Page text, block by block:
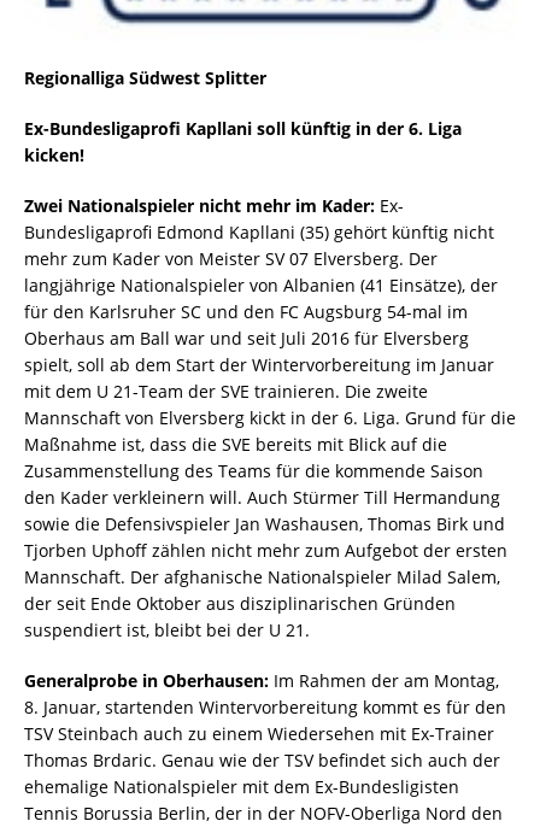
Regionalliga Südwest Splitter
Ex-Bundesligaprofi Kapllani soll künftig in der 6. Liga
kicken!
Zwei Nationalspieler nicht mehr im Kader: Ex-
Bundesligaprofi Edmond Kapllani (35) gehört künftig nicht
mehr zum Kader von Meister SV 07 Elversberg. Der
langjährige Nationalspieler von Albanien (41 Einsätze), der
für den Karlsruher SC und den FC Augsburg 54-mal im
Oberhaus am Ball war und seit Juli 2016 für Elversberg
spielt, soll ab dem Start der Wintervorbereitung im Januar
mit dem U 21-Team der SVE trainieren. Die zweite
Mannschaft von Elversberg kickt in der 6. Liga. Grund für die
Maßnahme ist, dass die SVE bereits mit Blick auf die
Zusammenstellung des Teams für die kommende Saison
den Kader verkleinern will. Auch Stürmer Till Hermandung
sowie die Defensivspieler Jan Washausen, Thomas Birk und
Tjorben Uphoff zählen nicht mehr zum Aufgebot der ersten
Mannschaft. Der afghanische Nationalspieler Milad Salem,
der seit Ende Oktober aus disziplinarischen Gründen
suspendiert ist, bleibt bei der U 21.
Generalprobe in Oberhausen: Im Rahmen der am Montag,
8. Januar, startenden Wintervorbereitung kommt es für den
TSV Steinbach auch zu einem Wiedersehen mit Ex-Trainer
Thomas Brdaric. Genau wie der TSV befindet sich auch der
ehemalige Nationalspieler mit dem Ex-Bundesligisten
Tennis Borussia Berlin, der in der NOFV-Oberliga Nord den